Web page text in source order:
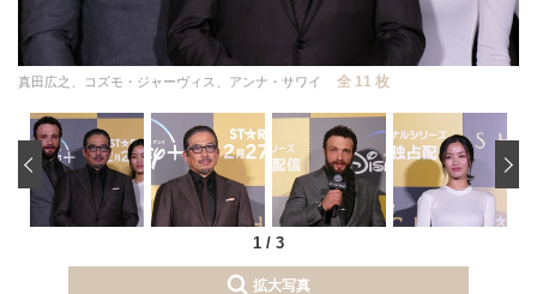
真田広之、コズモ・ジャーヴィス、アンナ・サワイ 全 11 枚
1 / 3
‹
拡大写真